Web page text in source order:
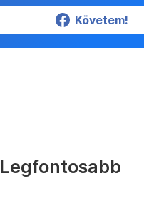
Követem!
Legfontosabb